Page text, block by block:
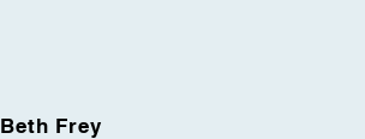
Beth Frey